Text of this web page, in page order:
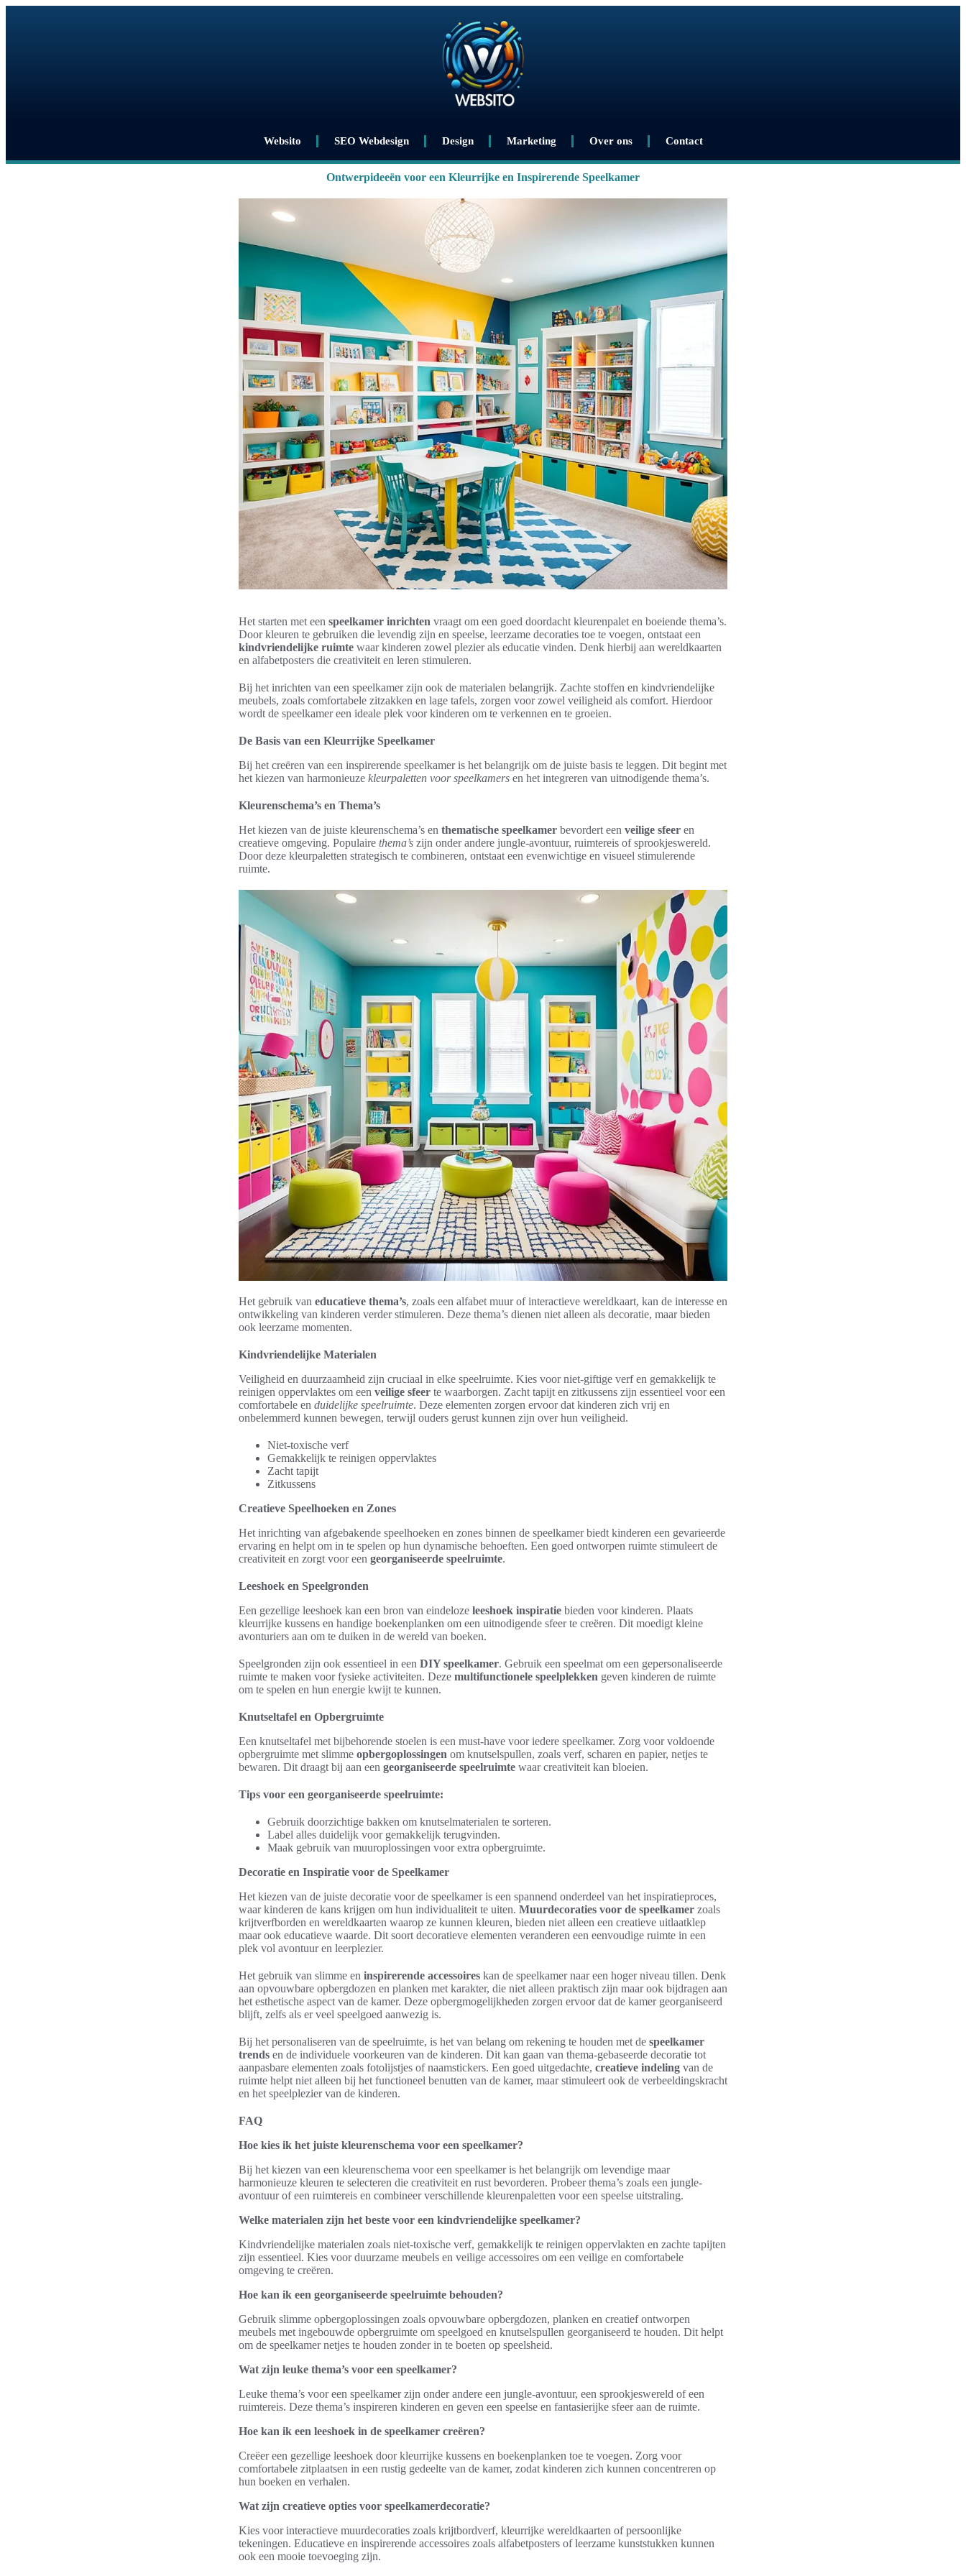
Websito SEO Webdesign Design Marketing Over ons Contact
Ontwerpideeën voor een Kleurrijke en Inspirerende Speelkamer
Het starten met een speelkamer inrichten vraagt om een goed doordacht kleurenpalet en boeiende thema’s.
Door kleuren te gebruiken die levendig zijn en speelse, leerzame decoraties toe te voegen, ontstaat een
kindvriendelijke ruimte waar kinderen zowel plezier als educatie vinden. Denk hierbij aan wereldkaarten
en alfabetposters die creativiteit en leren stimuleren.
Bij het inrichten van een speelkamer zijn ook de materialen belangrijk. Zachte stoffen en kindvriendelijke
meubels, zoals comfortabele zitzakken en lage tafels, zorgen voor zowel veiligheid als comfort. Hierdoor
wordt de speelkamer een ideale plek voor kinderen om te verkennen en te groeien.
De Basis van een Kleurrijke Speelkamer
Bij het creëren van een inspirerende speelkamer is het belangrijk om de juiste basis te leggen. Dit begint met
het kiezen van harmonieuze kleurpaletten voor speelkamers en het integreren van uitnodigende thema’s.
Kleurenschema’s en Thema’s
Het kiezen van de juiste kleurenschema’s en thematische speelkamer bevordert een veilige sfeer en
creatieve omgeving. Populaire thema’s zijn onder andere jungle-avontuur, ruimtereis of sprookjeswereld.
Door deze kleurpaletten strategisch te combineren, ontstaat een evenwichtige en visueel stimulerende
ruimte.
Het gebruik van educatieve thema’s, zoals een alfabet muur of interactieve wereldkaart, kan de interesse en
ontwikkeling van kinderen verder stimuleren. Deze thema’s dienen niet alleen als decoratie, maar bieden
ook leerzame momenten.
Kindvriendelijke Materialen
Veiligheid en duurzaamheid zijn cruciaal in elke speelruimte. Kies voor niet-giftige verf en gemakkelijk te
reinigen oppervlaktes om een veilige sfeer te waarborgen. Zacht tapijt en zitkussens zijn essentieel voor een
comfortabele en duidelijke speelruimte. Deze elementen zorgen ervoor dat kinderen zich vrij en
onbelemmerd kunnen bewegen, terwijl ouders gerust kunnen zijn over hun veiligheid.
Niet-toxische verf
Gemakkelijk te reinigen oppervlaktes
Zacht tapijt
Zitkussens
Creatieve Speelhoeken en Zones
Het inrichting van afgebakende speelhoeken en zones binnen de speelkamer biedt kinderen een gevarieerde
ervaring en helpt om in te spelen op hun dynamische behoeften. Een goed ontworpen ruimte stimuleert de
creativiteit en zorgt voor een georganiseerde speelruimte.
Leeshoek en Speelgronden
Een gezellige leeshoek kan een bron van eindeloze leeshoek inspiratie bieden voor kinderen. Plaats
kleurrijke kussens en handige boekenplanken om een uitnodigende sfeer te creëren. Dit moedigt kleine
avonturiers aan om te duiken in de wereld van boeken.
Speelgronden zijn ook essentieel in een DIY speelkamer. Gebruik een speelmat om een gepersonaliseerde
ruimte te maken voor fysieke activiteiten. Deze multifunctionele speelplekken geven kinderen de ruimte
om te spelen en hun energie kwijt te kunnen.
Knutseltafel en Opbergruimte
Een knutseltafel met bijbehorende stoelen is een must-have voor iedere speelkamer. Zorg voor voldoende
opbergruimte met slimme opbergoplossingen om knutselspullen, zoals verf, scharen en papier, netjes te
bewaren. Dit draagt bij aan een georganiseerde speelruimte waar creativiteit kan bloeien.
Tips voor een georganiseerde speelruimte:
Gebruik doorzichtige bakken om knutselmaterialen te sorteren.
Label alles duidelijk voor gemakkelijk terugvinden.
Maak gebruik van muuroplossingen voor extra opbergruimte.
Decoratie en Inspiratie voor de Speelkamer
Het kiezen van de juiste decoratie voor de speelkamer is een spannend onderdeel van het inspiratieproces,
waar kinderen de kans krijgen om hun individualiteit te uiten. Muurdecoraties voor de speelkamer zoals
krijtverfborden en wereldkaarten waarop ze kunnen kleuren, bieden niet alleen een creatieve uitlaatklep
maar ook educatieve waarde. Dit soort decoratieve elementen veranderen een eenvoudige ruimte in een
plek vol avontuur en leerplezier.
Het gebruik van slimme en inspirerende accessoires kan de speelkamer naar een hoger niveau tillen. Denk
aan opvouwbare opbergdozen en planken met karakter, die niet alleen praktisch zijn maar ook bijdragen aan
het esthetische aspect van de kamer. Deze opbergmogelijkheden zorgen ervoor dat de kamer georganiseerd
blijft, zelfs als er veel speelgoed aanwezig is.
Bij het personaliseren van de speelruimte, is het van belang om rekening te houden met de speelkamer
trends en de individuele voorkeuren van de kinderen. Dit kan gaan van thema-gebaseerde decoratie tot
aanpasbare elementen zoals fotolijstjes of naamstickers. Een goed uitgedachte, creatieve indeling van de
ruimte helpt niet alleen bij het functioneel benutten van de kamer, maar stimuleert ook de verbeeldingskracht
en het speelplezier van de kinderen.
FAQ
Hoe kies ik het juiste kleurenschema voor een speelkamer?
Bij het kiezen van een kleurenschema voor een speelkamer is het belangrijk om levendige maar
harmonieuze kleuren te selecteren die creativiteit en rust bevorderen. Probeer thema’s zoals een jungle-
avontuur of een ruimtereis en combineer verschillende kleurenpaletten voor een speelse uitstraling.
Welke materialen zijn het beste voor een kindvriendelijke speelkamer?
Kindvriendelijke materialen zoals niet-toxische verf, gemakkelijk te reinigen oppervlakten en zachte tapijten
zijn essentieel. Kies voor duurzame meubels en veilige accessoires om een veilige en comfortabele
omgeving te creëren.
Hoe kan ik een georganiseerde speelruimte behouden?
Gebruik slimme opbergoplossingen zoals opvouwbare opbergdozen, planken en creatief ontworpen
meubels met ingebouwde opbergruimte om speelgoed en knutselspullen georganiseerd te houden. Dit helpt
om de speelkamer netjes te houden zonder in te boeten op speelsheid.
Wat zijn leuke thema’s voor een speelkamer?
Leuke thema’s voor een speelkamer zijn onder andere een jungle-avontuur, een sprookjeswereld of een
ruimtereis. Deze thema’s inspireren kinderen en geven een speelse en fantasierijke sfeer aan de ruimte.
Hoe kan ik een leeshoek in de speelkamer creëren?
Creëer een gezellige leeshoek door kleurrijke kussens en boekenplanken toe te voegen. Zorg voor
comfortabele zitplaatsen in een rustig gedeelte van de kamer, zodat kinderen zich kunnen concentreren op
hun boeken en verhalen.
Wat zijn creatieve opties voor speelkamerdecoratie?
Kies voor interactieve muurdecoraties zoals krijtbordverf, kleurrijke wereldkaarten of persoonlijke
tekeningen. Educatieve en inspirerende accessoires zoals alfabetposters of leerzame kunststukken kunnen
ook een mooie toevoeging zijn.